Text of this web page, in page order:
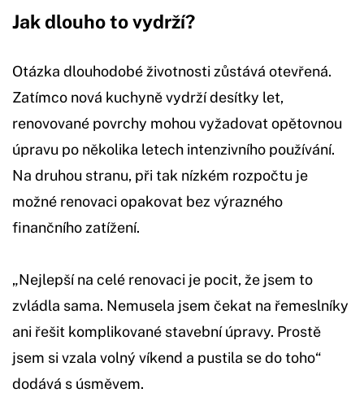
Jak dlouho to vydrží?
Otázka dlouhodobé životnosti zůstává otevřená.
Zatímco nová kuchyně vydrží desítky let,
renovované povrchy mohou vyžadovat opětovnou
úpravu po několika letech intenzivního používání.
Na druhou stranu, při tak nízkém rozpočtu je
možné renovaci opakovat bez výrazného
finančního zatížení.
„Nejlepší na celé renovaci je pocit, že jsem to
zvládla sama. Nemusela jsem čekat na řemeslníky
ani řešit komplikované stavební úpravy. Prostě
jsem si vzala volný víkend a pustila se do toho“
dodává s úsměvem.